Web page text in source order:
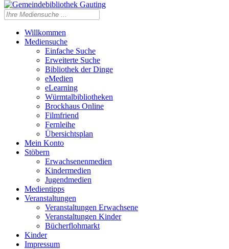
Willkommen
Mediensuche
Einfache Suche
Erweiterte Suche
Bibliothek der Dinge
eMedien
eLearning
Würmtalbibliotheken
Brockhaus Online
Filmfriend
Fernleihe
Übersichtsplan
Mein Konto
Stöbern
Erwachsenenmedien
Kindermedien
Jugendmedien
Medientipps
Veranstaltungen
Veranstaltungen Erwachsene
Veranstaltungen Kinder
Bücherflohmarkt
Kinder
Impressum